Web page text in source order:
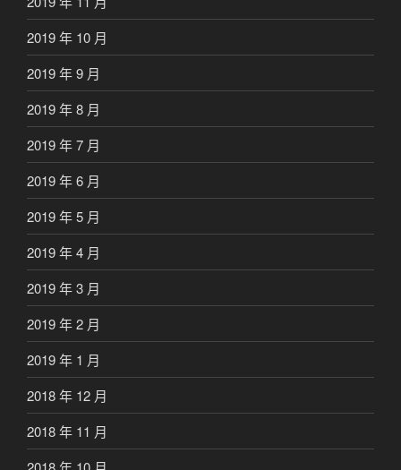
2019 年 10 月
2019 年 9 月
2019 年 8 月
2019 年 7 月
2019 年 6 月
2019 年 5 月
2019 年 4 月
2019 年 3 月
2019 年 2 月
2019 年 1 月
2018 年 12 月
2018 年 11 月